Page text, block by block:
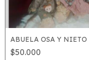
ABUELA OSA Y NIETO
$50.000